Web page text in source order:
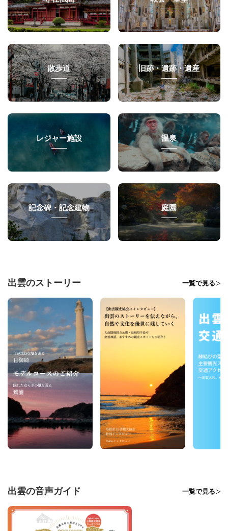
散歩道 旧跡・遺跡・遺産
レジャー施設 温泉
記念碑・記念建物 庭園
出雲のストーリー 一覧で見る
出雲の音声ガイド 一覧で見る